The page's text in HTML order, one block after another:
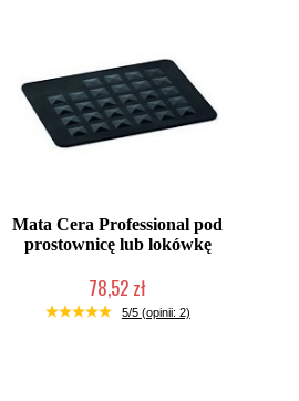
Mata Cera Professional pod
prostownicę lub lokówkę
78,52 zł
Chwilowo niedostępny
5/5 (opinii: 2)